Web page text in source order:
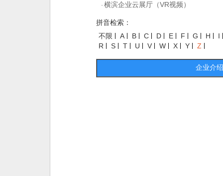
· 横滨企业云展厅（VR视频）
拼音检索：
不限
A B C D E F G H
I
R
S T U V W X Y Z
企业介绍